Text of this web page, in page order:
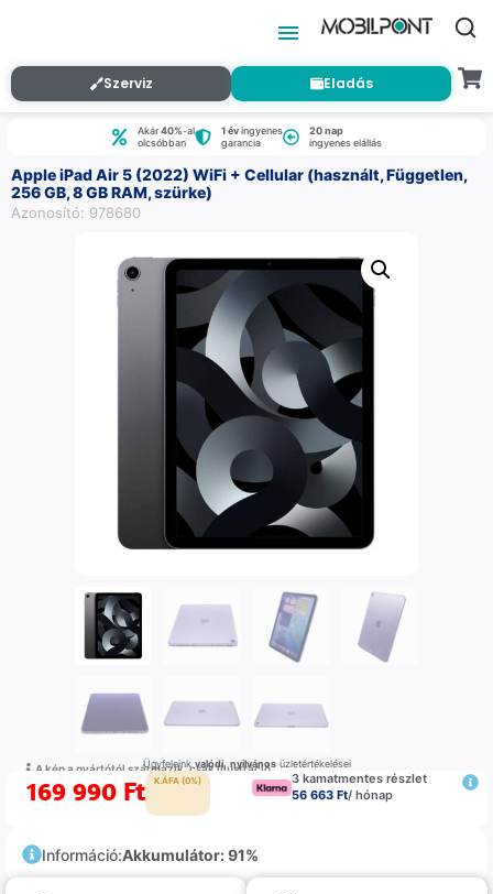
Szerviz Eladás
Akár40%-al
olcsóbban
1 évingyenes
garancia
20 nap
ingyenes elállás
Apple iPad Air 5 (2022) WiFi + Cellular (használt, Független,
256 GB, 8 GB RAM, szürke)
Azonosító: 978680
A kép a gyártótól származik, csak illustráció
Ügyfeleinkvalódi,nyilvánosüzletértékelései
169 990 Ft K.ÁFA (0%)
3 kamatmentes részlet
56 663 Ft/ hónap
Információ:Akkumulátor: 91%